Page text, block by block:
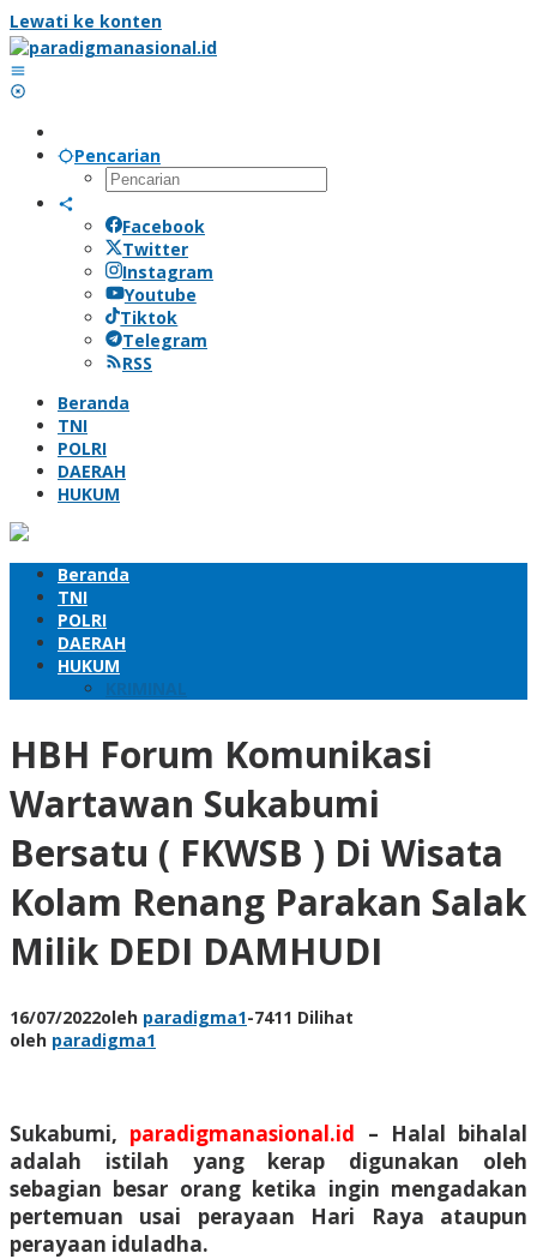
Lewati ke konten
Pencarian
Facebook
Twitter
Instagram
Youtube
Tiktok
Telegram
RSS
Beranda
TNI
POLRI
DAERAH
HUKUM
Beranda
TNI
POLRI
DAERAH
HUKUM
KRIMINAL
HBH Forum Komunikasi
Wartawan Sukabumi
Bersatu ( FKWSB ) Di Wisata
Kolam Renang Parakan Salak
Milik DEDI DAMHUDI
16/07/2022oleh paradigma1-7411 Dilihat
oleh paradigma1
Sukabumi, paradigmanasional.id – Halal bihalal
adalah istilah yang kerap digunakan oleh
sebagian besar orang ketika ingin mengadakan
pertemuan usai perayaan Hari Raya ataupun
perayaan iduladha.